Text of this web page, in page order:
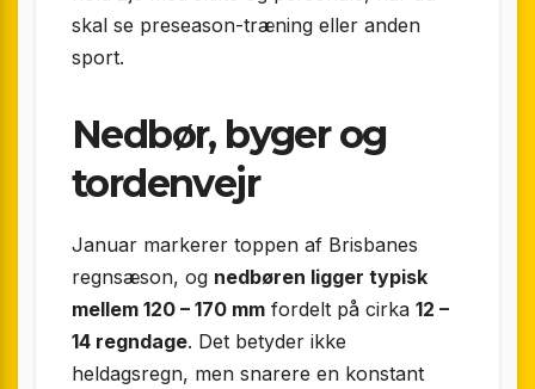
skal se preseason-træning eller anden
sport.
Nedbør, byger og
tordenvejr
Januar markerer toppen af Brisbanes
regnsæson, og nedbøren ligger typisk
mellem 120 – 170 mm fordelt på cirka 12 –
14 regndage. Det betyder ikke
heldagsregn, men snarere en konstant